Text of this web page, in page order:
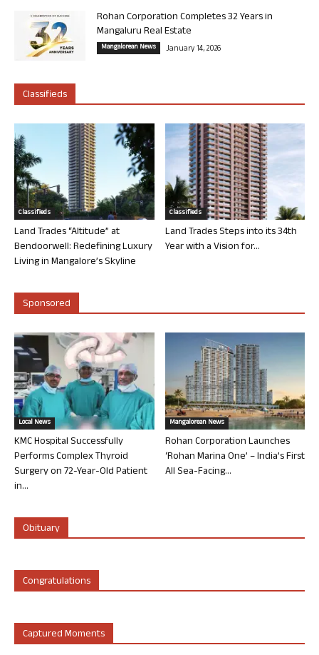
Rohan Corporation Completes 32 Years in
Mangaluru Real Estate
Mangalorean News January 14, 2026
Classifieds
Classifieds
Land Trades “Altitude” at
Bendoorwell: Redefining Luxury
Living in Mangalore’s Skyline
Classifieds
Land Trades Steps into its 34th
Year with a Vision for...
Sponsored
Local News
KMC Hospital Successfully
Performs Complex Thyroid
Surgery on 72-Year-Old Patient
in...
Mangalorean News
Rohan Corporation Launches
‘Rohan Marina One’ – India’s First
All Sea-Facing...
Obituary
Congratulations
Captured Moments